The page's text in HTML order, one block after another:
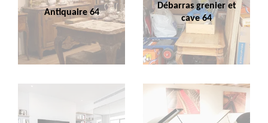
Antiquaire 64
Débarras grenier et
cave 64